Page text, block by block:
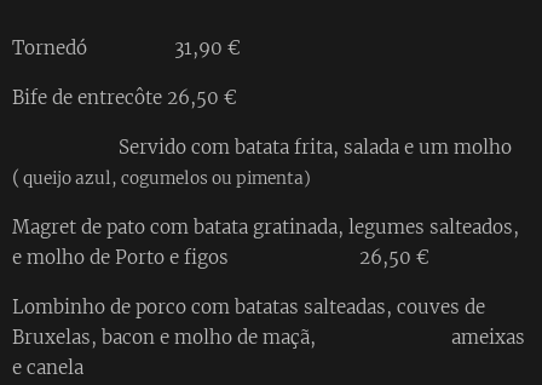
Tornedó 31,90 €
Bife de entrecôte 26,50 €
Servido com batata frita, salada e um molho
( queijo azul, cogumelos ou pimenta)
Magret de pato com batata gratinada, legumes salteados,
e molho de Porto e figos 26,50 €
Lombinho de porco com batatas salteadas, couves de
Bruxelas, bacon e molho de maçã, ameixas
e canela